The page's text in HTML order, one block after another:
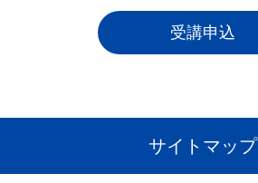
受講申込
サイトマップ